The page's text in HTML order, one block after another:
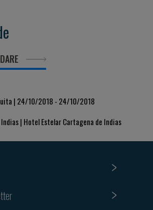
| 24/10/2018 - 24/10/2018
| Hotel Estelar Cartagena de Indias